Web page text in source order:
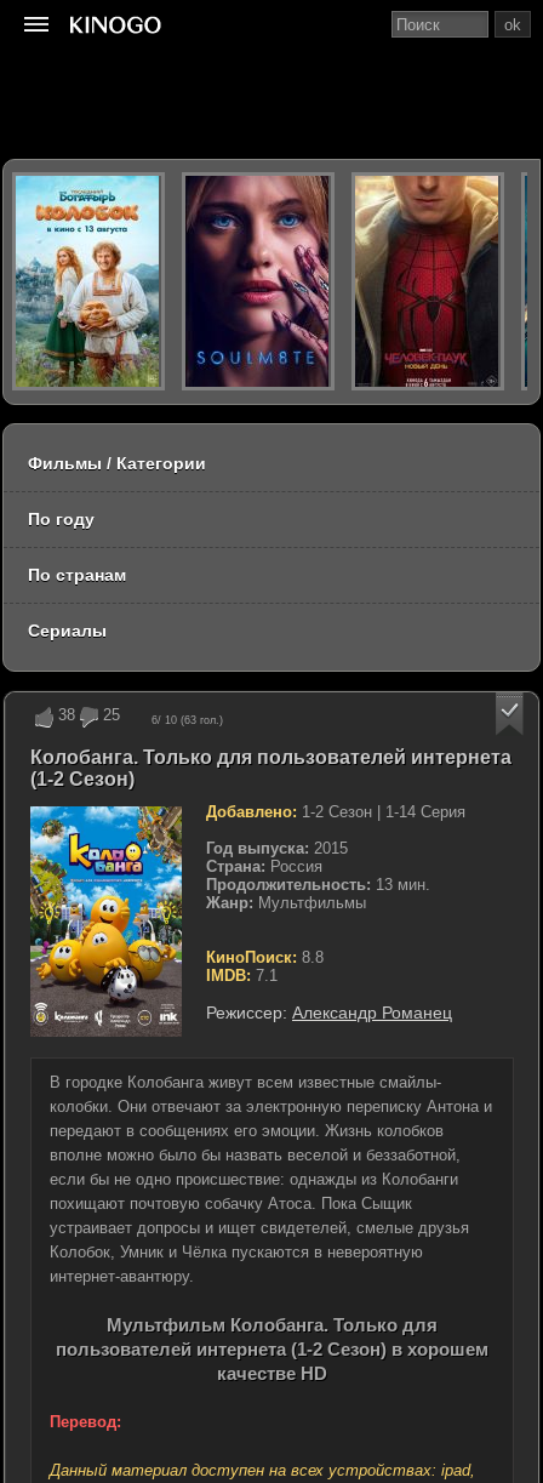
38 25 6/ 10 (63 гол.)
Колобанга. Только для пользователей интернета
(1-2 Сезон)
Добавлено: 1-2 Сезон | 1-14 Серия
Год выпуска: 2015
Страна: Россия
Продолжительность: 13 мин.
Жанр: Мультфильмы
КиноПоиск: 8.8
IMDB: 7.1
Режиссер: Александр Романец
В городке Колобанга живут всем известные смайлы-
колобки. Они отвечают за электронную переписку Антона и
передают в сообщениях его эмоции. Жизнь колобков
вполне можно было бы назвать веселой и беззаботной,
если бы не одно происшествие: однажды из Колобанги
похищают почтовую собачку Атоса. Пока Сыщик
устраивает допросы и ищет свидетелей, смелые друзья
Колобок, Умник и Чёлка пускаются в невероятную
интернет-авантюру.
Мультфильм Колобанга. Только для
пользователей интернета (1-2 Сезон) в хорошем
качестве HD
Перевод:
Данный материал доступен на всех устройствах: ipad,
ok
Фильмы / Категории
По году
По странам
Сериалы